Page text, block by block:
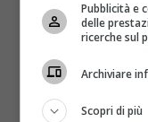
hanno
aspetto estetico
SHOCK PER 8
TORNERANNO
hanno fatto di
Pubblicità e
delle
ricerche sul
Archiviare
Scopri di più